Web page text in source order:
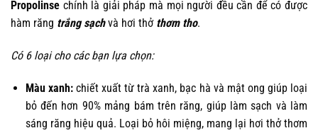
Propolinse chính là giải pháp mà mọi người đều cần để có được
hàm răng trắng sạchvà hơi thở thơm tho.
Có 6 loại cho các bạn lựa chọn:
Màu xanh:chiết xuất từ trà xanh, bạc hà và mật ong giúp loại
bỏ đến hơn 90% mảng bám trên răng, giúp làm sạch và làm
sáng răng hiệu quả. Loại bỏ hôi miệng, mang lại hơi thở thơm